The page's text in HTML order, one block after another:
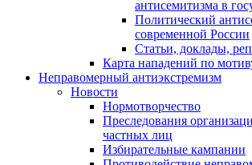
антисемитизма в
Политический
современной России
Статьи, доклады,
Карта нападений по
Неправомерный антиэкстремизм
Новости
Нормотворчество
Преследования
частных лиц
Избирательные кампании